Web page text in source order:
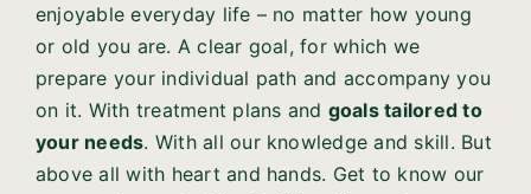
enjoyable everyday life – no matter how young
or old you are. A clear goal, for which we
prepare your individual path and accompany you
on it. With treatment plans and goals tailored to
your needs. With all our knowledge and skill. But
above all with heart and hands. Get to know our